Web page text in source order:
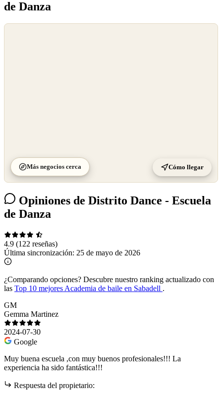
de Danza
Más negocios cerca Cómo llegar
Opiniones de Distrito Dance - Escuela
de Danza
4.9 (122 reseñas)
Última sincronización: 25 de mayo de 2026
¿Comparando opciones? Descubre nuestro ranking actualizado con
las Top 10 mejores Academia de baile en Sabadell .
GM
Gemma Martinez
2024-07-30
Google
Muy buena escuela ,con muy buenos profesionales!!! La
experiencia ha sido fantástica!!!
Respuesta del propietario: